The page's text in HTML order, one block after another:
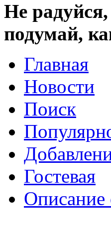
Не
подумай,
Главная
Новости
Поиск
Гостевая
Описание